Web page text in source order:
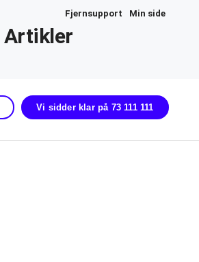
Fjernsupport Min side
Artikler
Vi sidder klar på 73 111 111